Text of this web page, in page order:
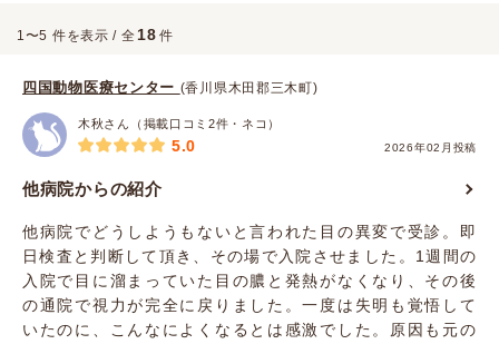
1〜5 件を表示 / 全 18 件
四国動物医療センター (香川県木田郡三木町)
木秋さん（掲載口コミ2件・ネコ）
2026年02月投稿
5.0
他病院からの紹介
他病院でどうしようもないと言われた目の異変で受診。即
日検査と判断して頂き、その場で入院させました。1週間の
入院で目に溜まっていた目の膿と発熱がなくなり、その後
の通院で視力が完全に戻りました。一度は失明も覚悟して
いたのに、こんなによくなるとは感激でした。原因も元の